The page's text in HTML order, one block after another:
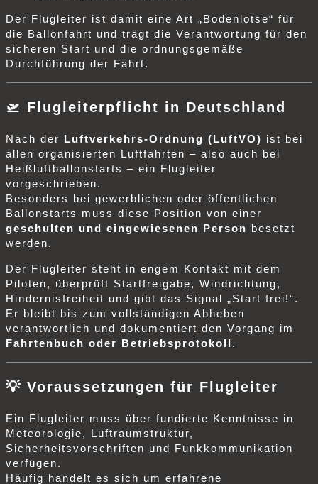
Der Flugleiter ist damit eine Art „Bodenlotse“ für
die Ballonfahrt und trägt die Verantwortung für den
sicheren Start und die ordnungsgemäße
Durchführung der Fahrt.
🛫 Flugleiterpflicht in Deutschland
Nach der Luftverkehrs-Ordnung (LuftVO) ist bei
allen organisierten Luftfahrten – also auch bei
Heißluftballonstarts – ein Flugleiter
vorgeschrieben.
Besonders bei gewerblichen oder öffentlichen
Ballonstarts muss diese Position von einer
geschulten und eingewiesenen Person besetzt
werden.
Der Flugleiter steht in engem Kontakt mit dem
Piloten, überprüft Startfreigabe, Windrichtung,
Hindernisfreiheit und gibt das Signal „Start frei!“.
Er bleibt bis zum vollständigen Abheben
verantwortlich und dokumentiert den Vorgang im
Fahrtenbuch oder Betriebsprotokoll .
💡 Voraussetzungen für Flugleiter
Ein Flugleiter muss über fundierte Kenntnisse in
Meteorologie, Luftraumstruktur,
Sicherheitsvorschriften und Funkkommunikation
verfügen.
Häufig handelt es sich um erfahrene